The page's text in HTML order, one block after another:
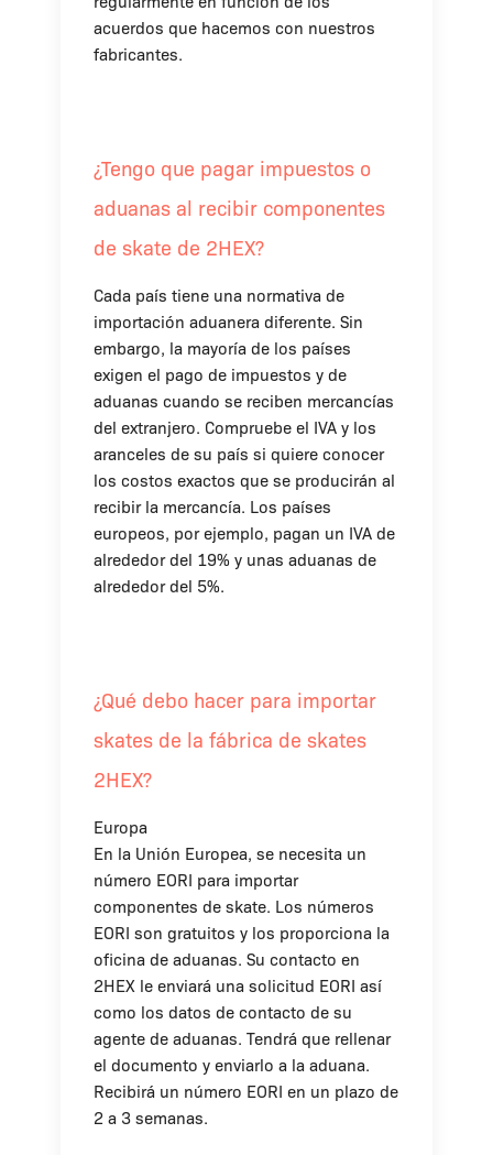
acuerdos que hacemos con nuestros
fabricantes.
¿Tengo que pagar impuestos o
aduanas al recibir componentes
de skate de 2HEX?
Cada país tiene una normativa de
importación aduanera diferente. Sin
embargo, la mayoría de los países
exigen el pago de impuestos y de
aduanas cuando se reciben mercancías
del extranjero. Compruebe el IVA y los
aranceles de su país si quiere conocer
los costos exactos que se producirán al
recibir la mercancía. Los países
europeos, por ejemplo, pagan un IVA de
alrededor del 19% y unas aduanas de
alrededor del 5%.
¿Qué debo hacer para importar
skates de la fábrica de skates
2HEX?
Europa
En la Unión Europea, se necesita un
número EORI para importar
componentes de skate. Los números
EORI son gratuitos y los proporciona la
oficina de aduanas. Su contacto en
2HEX le enviará una solicitud EORI así
como los datos de contacto de su
agente de aduanas. Tendrá que rellenar
el documento y enviarlo a la aduana.
Recibirá un número EORI en un plazo de
2 a 3 semanas.